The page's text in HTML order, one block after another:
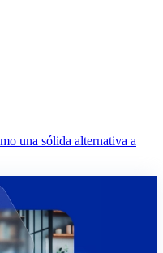
una sólida alternativa a